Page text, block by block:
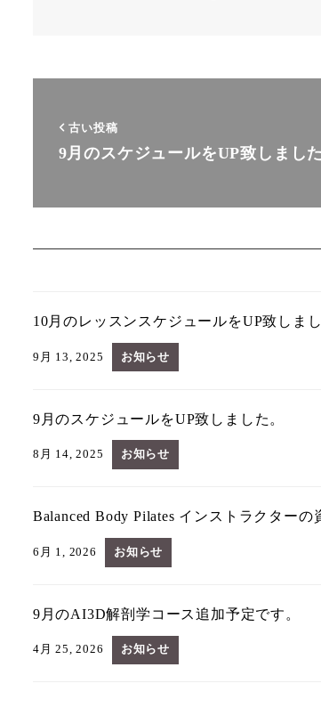
古い投稿
9月のスケジュールをUP致しました
10月のレッスンスケジュールをUP致しまし
9月 13, 2025 お知らせ
9月のスケジュールをUP致しました。
8月 14, 2025 お知らせ
Balanced Body Pilates インストラクターの
6月 1, 2026 お知らせ
9月のAI3D解剖学コース追加予定です。
4月 25, 2026 お知らせ